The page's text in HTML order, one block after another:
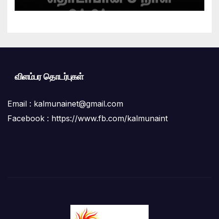
தெளிவூட்டல்
விளம்பர தொடர்புகள்
Email : kalmunainet@gmail.com
Facebook : https://www.fb.com/kalmunaint